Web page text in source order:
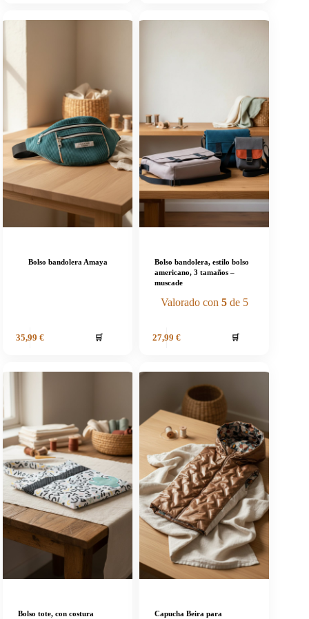
Bolso bandolera Amaya
35,99 € 🛒
Bolso bandolera, estilo bolso
americano, 3 tamaños –
muscade
Valorado con 5de 5
27,99 € 🛒
Bolso tote, con costura Capucha Beira para